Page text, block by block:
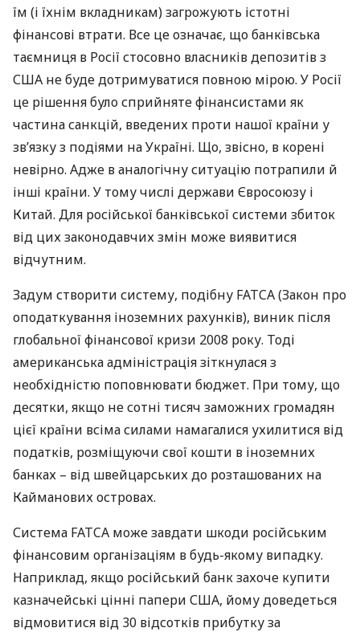
їм (і їхнім вкладникам) загрожують істотні
фінансові втрати. Все це означає, що банківська
таємниця в Росії стосовно власників депозитів з
США не буде дотримуватися повною мірою. У Росії
це рішення було сприйняте фінансистами як
частина санкцій, введених проти нашої країни у
зв’язку з подіями на Україні. Що, звісно, в корені
невірно. Адже в аналогічну ситуацію потрапили й
інші країни. У тому числі держави Євросоюзу і
Китай. Для російської банківської системи збиток
від цих законодавчих змін може виявитися
відчутним.
Задум створити систему, подібну FATCA(Закон про
оподаткування іноземних рахунків), виник після
глобальної фінансової кризи 2008 року. Тоді
американська адміністрація зіткнулася з
необхідністю поповнювати бюджет. При тому, що
десятки, якщо не сотні тисяч заможних громадян
цієї країни всіма силами намагалися ухилитися від
податків, розміщуючи свої кошти в іноземних
банках – від швейцарських до розташованих на
Кайманових островах.
Система FATCA може завдати шкоди російським
фінансовим організаціям в будь-якому випадку.
Наприклад, якщо російський банк захоче купити
казначейські цінні папери США, йому доведеться
відмовитися від 30 відсотків прибутку за